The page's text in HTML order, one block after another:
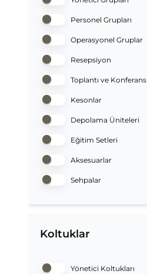
Personel Grupları
Operasyonel Gruplar
Resepsiyon
Toplantı ve Konferans
Kesonlar
Depolama Üniteleri
Eğitim Setleri
Aksesuarlar
Sehpalar
Koltuklar
Yönetici Koltukları